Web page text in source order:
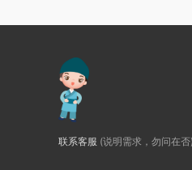
联系客服 (说明需求，勿问在否)